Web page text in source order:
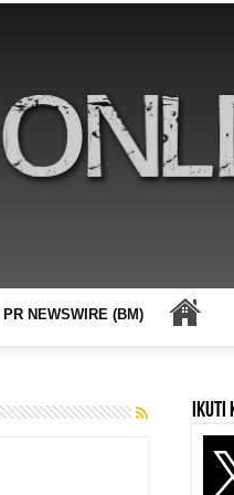
PR NEWSWIRE (BM)
Ikuti